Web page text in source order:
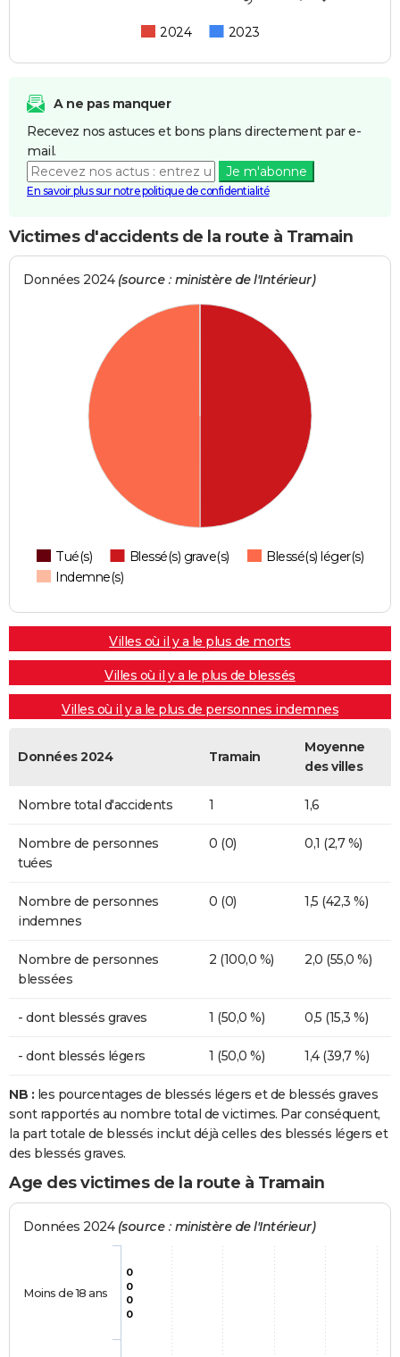
2024 2023
A ne pas manquer
Recevez nos astuces et bons plans directement par e-
mail.
Je m'abonne
En savoir plus sur notre politique de confidentialité
Victimes d'accidents de la route à Tramain
Données 2024 (source : ministère de l'Intérieur)
Tué(s) Blessé(s) grave(s)
Blessé(s) léger(s)
Indemne(s)
Villes où il y a le plus de morts
Villes où il y a le plus de blessés
Villes où il y a le plus de personnes indemnes
Données 2024 Tramain
Moyenne
des villes
Nombre total d'accidents 1 1,6
Nombre de personnes
tuées
0 (0) 0,1 (2,7 %)
Nombre de personnes
indemnes
0 (0) 1,5 (42,3 %)
Nombre de personnes
blessées
2 (100,0 %) 2,0 (55,0 %)
- dont blessés graves 1 (50,0 %) 0,5 (15,3 %)
- dont blessés légers 1 (50,0 %) 1,4 (39,7 %)
NB : les pourcentages de blessés légers et de blessés graves
sont rapportés au nombre total de victimes. Par conséquent,
la part totale de blessés inclut déjà celles des blessés légers et
des blessés graves.
Age des victimes de la route à Tramain
Données 2024 (source : ministère de l'Intérieur)
0
0
0
0
Moins de 18 ans